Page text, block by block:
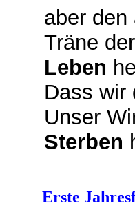
aber den
Träne
Leben
Dass wir
Unser
Sterben
Erste